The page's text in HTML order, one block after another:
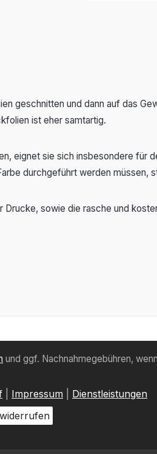
geschnitten und dann auf das
ist eher samtartig.
eignet sie sich insbesondere für
durchgeführt werden müssen,
sowie die rasche und
und ggf. Nachnahmegebühren,
Impressum
Dienstleistungen